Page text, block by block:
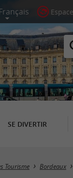
SE DIVERTIR
Tourisme Bordeaux